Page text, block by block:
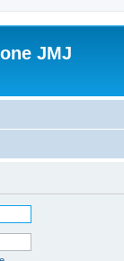
JMJ